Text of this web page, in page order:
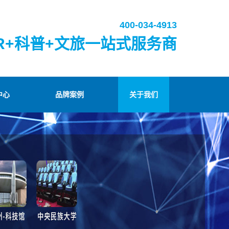
400-034-4913
科普+文旅一站式服务商
心 品牌案例 关于我们